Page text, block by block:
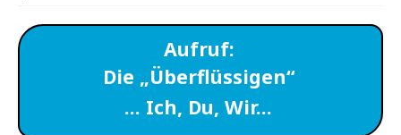
Aufruf:
Die „Überflüssigen“
… Ich, Du, Wir…